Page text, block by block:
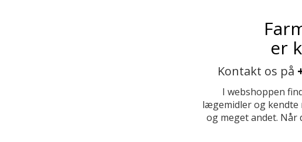
er
Kontakt os på
I webshoppen
lægemidler og
og meget andet. Når